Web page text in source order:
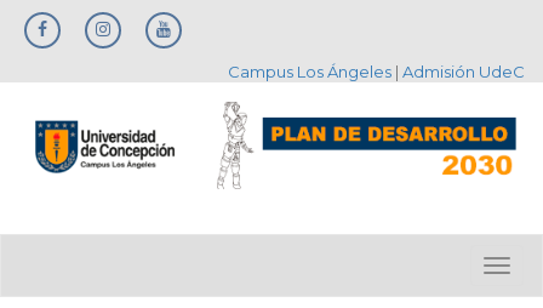
Skip
content
Campus Los Ángeles | Admisión UdeC